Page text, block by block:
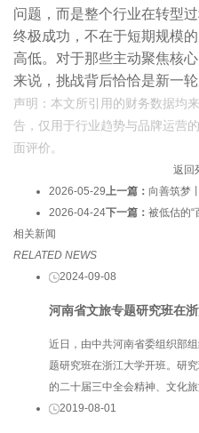
问题，而是整个行业在转型
终极成功，不在于短期规模
高低。对于那些主动聚焦核
来说，挑战背后恰恰是新一
声明：本文所引用的财务数据均
告，仅用于行业趋势与品牌运营
面评价。
返回
2026-05-29上一篇： 向善筑梦
2026-04-24下一篇： 被低估的“
相关新闻
RELATED NEWS
2024-09-08
河南省文旅专题研究班在
近日，由中共河南省委组织部
题研究班在浙江大学开班。研
的二十届三中全会精神、文化
2019-08-01